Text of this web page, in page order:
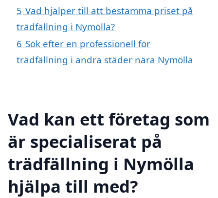
5 Vad hjälper till att bestämma priset på
trädfällning i Nymölla?
6 Sök efter en professionell för
trädfällning i andra städer nära Nymölla
Vad kan ett företag som
är specialiserat på
trädfällning i Nymölla
hjälpa till med?